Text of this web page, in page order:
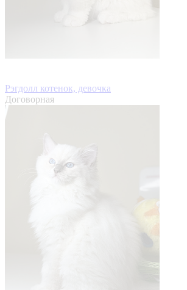
Рэгдолл котенок, девочка
Договорная